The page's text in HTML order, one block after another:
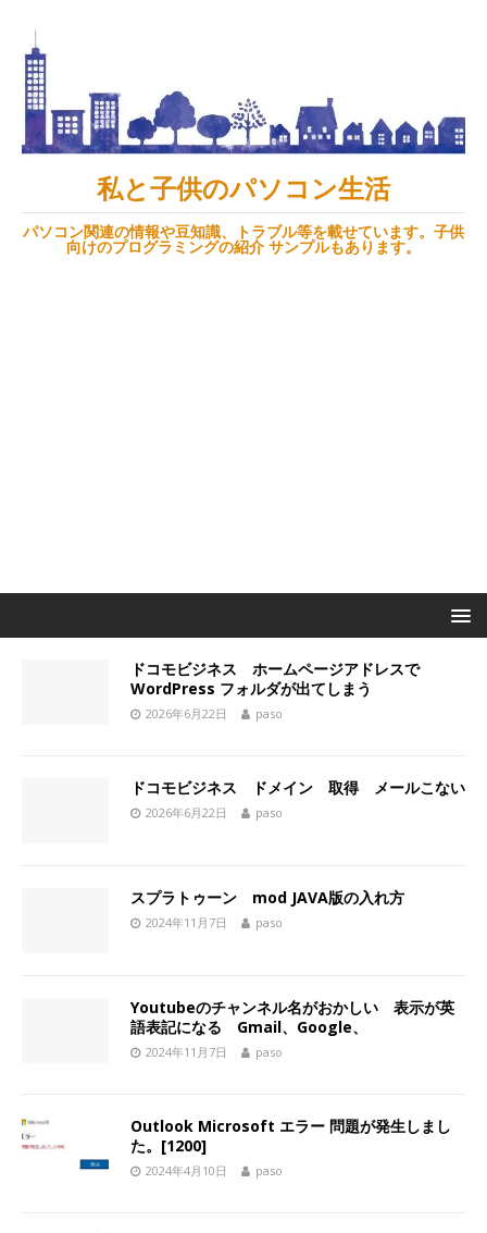
私と子供のパソコン生活
パソコン関連の情報や豆知識、トラブル等を載せています。子供
向けのプログラミングの紹介 サンプルもあります。
ドコモビジネス ホームページアドレスで
WordPress フォルダが出てしまう
2026年6月22日 paso
ドコモビジネス ドメイン 取得 メールこない
2026年6月22日 paso
スプラトゥーン mod JAVA版の入れ方
2024年11月7日 paso
Youtubeのチャンネル名がおかしい 表示が英
語表記になる Gmail、Google、
2024年11月7日 paso
Outlook Microsoft エラー 問題が発生しまし
た。[1200]
2024年4月10日 paso